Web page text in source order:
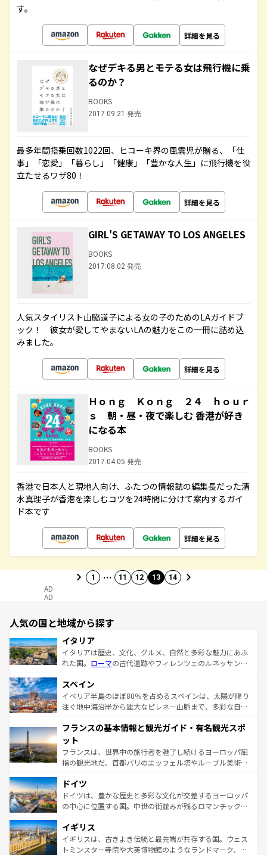
す。
詳細を見る
なぜデキる男とモテる女は飛行機に乗
るのか？
BOOKS
2017.09.21 発売
最多年間搭乗回数1022回、ヒコーキ界の風雲児が贈る、「仕
事」「恋愛」「暮らし」「健康」「豊かな人生」に飛行機を役
立たせるワザ80！
詳細を見る
GIRL'S GETAWAY TO LOS ANGELES
BOOKS
2017.08.02 発売
人気スタイリスト山脇道子による女の子のためのLAガイドブ
ック！ 彼女が愛してやまないLAの魅力をこの一冊に詰め込
みました。
詳細を見る
Ｈｏｎｇ Ｋｏｎｇ ２４ ｈｏｕｒ
ｓ 朝・昼・夜で楽しむ 香港が好き
になる本
BOOKS
2017.04.05 発売
香港で日本人と現地人向け、ふたつの情報誌の編集長だった清
水真理子が香港を楽しむコツを24時間に分けて案内するガイ
ド本です
詳細を見る
1 … 11 12 13 14
AD
AD
人気の国と地域から探す
イタリア
イタリアは歴史、文化、グルメ、自然と多彩な魅力にあふ
れた国。 ローマの古代遺跡やフィレンツェのルネッサンス
ろん、トスカーナの美しい田園風景やアマルフィ海岸の絶
景など、自然景観も見逃せない。観光の合間には、本場の
ピザやパスタなど、絶品のイタリア料理を堪能することも
ませてくれるイタリアで、忘れられない旅をしてみよう！
なお、新着のイタリア情報は
しい。
スペイン
イベリア半島のほぼ80％を占めるスペインは、太陽が降り
注ぐ地中海沿岸から雄大なピレネー山脈まで、多彩な自然
文化が根付くこの国では、情熱的なフラメンコ、熱気あふ
れる闘牛、そして美味しいタパスが生活の一部となってい
る。首都マドリードの洗練された雰囲気や、バルセロナの
アートに溢れた街角から、地方では古代ローマ遺跡や中世
せる。地方によって風土や気候が異なるスペインはその個
性で訪れる人を魅了する。 なお、新着のスペイン情報は コ
ンテンツ一覧を参照してほしい。
フランスの基本情報と観光ガイド・有名観光スポ
ット
フランスは、世界中の旅行者を魅了し続けるヨーロッパ屈
指の観光地だ。首都パリのエッフェル塔やルーブル美術館
で、幅広い魅力が詰まっている。華麗な宮殿、歴史的な大
聖堂、美しいビーチ、そして豊かな自然が、訪れる者を心
から魅了する。また、フランスは美食の国としても知ら
いる。シャンパンの発祥地であるランス、プロヴァンスの
香り高いラベンダー畑など、多彩な楽しみ方が可能だ。さ
らに、パリ以外の地域にも魅力が溢れており、どの街角に
ドイツ
ドイツは、豊かな歴史と多彩な文化が交差するヨーロッパ
の中心に位置する国。中世の街並みが残るロマンチック街
顔を持つこの国は、どこを歩いても飽きることがない。ベ
ルリンの文化的活気、バイエルン州のアルプスの絶景、そ
してライン川沿いのワイン畑といった風景は必見。ビール
イギリス
イギリスは、古きよき伝統と最先端が共存する国。ウェス
トミンスター寺院や大英博物館のようなランドマーク、歴